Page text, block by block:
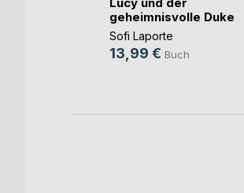
geheimnisvolle Duke
Sofi Laporte
13,99 € Buch